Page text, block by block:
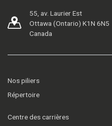
55, av. Laurier Est
Ottawa (Ontario) K1N 6N5
Canada
Nos piliers
Répertoire
Centre des carrières